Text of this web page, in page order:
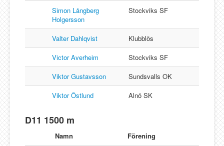
Simon Långberg
Holgersson
Stockviks SF
Valter Dahlqvist
Klubblös
Victor Averheim
Stockviks SF
Viktor Gustavsson
Sundsvalls OK
Viktor Östlund
Alnö SK
D11 1500 m
Namn
Förening